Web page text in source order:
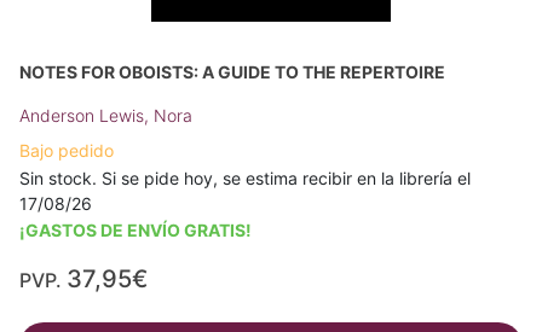
NOTES FOR OBOISTS: A GUIDE TO THE REPERTOIRE
Anderson Lewis, Nora
Bajo pedido
Sin stock. Si se pide hoy, se estima recibir en la librería el
17/08/26
¡GASTOS DE ENVÍO GRATIS!
PVP. 37,95€